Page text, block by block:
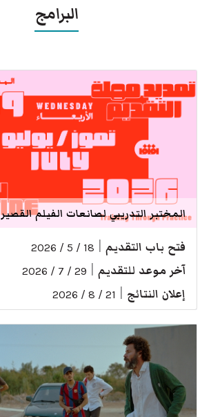
البرامج
المختبر التدريبي لصانعات الفيلم القصير
فتح باب التقديم 18 / 5 / 2026
آخر موعد للتقديم 29 / 7 / 2026
إعلان النتائج 21 / 8 / 2026